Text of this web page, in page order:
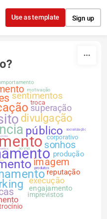
Use as template Sign up
público
divulgação
imagem
sonhos
sentimentos
superação
execução
produção
reputação
engajamento
imprevistos
troca
corporativo
motivação
ao vivo
produtos
socialização
vendas